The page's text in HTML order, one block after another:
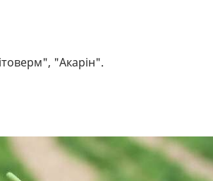
"Акарін".